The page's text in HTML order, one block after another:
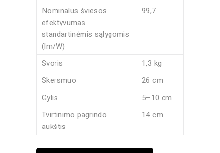
Nominalus šviesos
efektyvumas
standartinėmis sąlygomis
(lm/W)
99,7
Svoris
1,3 kg
Skersmuo
26 cm
Gylis
5–10 cm
Tvirtinimo pagrindo
aukštis
14 cm